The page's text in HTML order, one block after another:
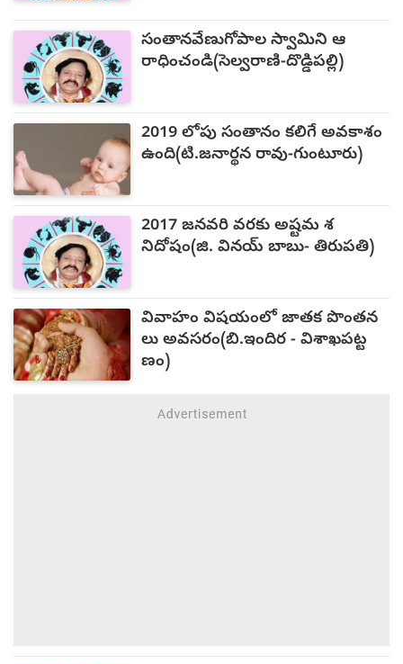
సంతానవేణుగోపాల స్వామిని ఆ
రాధించండి(సెల్వరాణి-దొడ్డిపల్లి)
2019 లోపు సంతానం కలిగే అవకాశం
ఉంది(టి.జనార్థన రావు-గుంటూరు)
2017 జనవరి వరకు అష్టమ శ
నిదోషం(జి. వినయ్ బాబు- తిరుపతి)
వివాహం విషయంలో జాతక పొంతన
లు అవసరం(బి.ఇందిర - విశాఖపట్ట
ణం)